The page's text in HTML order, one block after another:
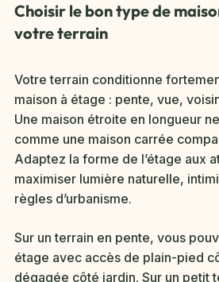
Choisir le bon type de
votre terrain
Votre terrain conditionne
maison à étage : pente, vue,
Une maison étroite en longueur
comme une maison carrée
Adaptez la forme de l’étage aux
maximiser lumière naturelle,
règles d’urbanisme.
Sur un terrain en pente, vous
étage avec accès de plain-pied
dégagée côté jardin. Sur un petit